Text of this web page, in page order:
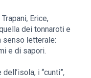
Erice,
dei tonnaroti e
senso letterale:
e di sapori.
i “cunti”,